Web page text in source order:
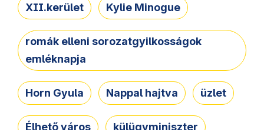
XII.kerület Kylie Minogue
romák elleni sorozatgyilkosságok
emléknapja
Horn Gyula Nappal hajtva üzlet
Élhető város külügyminiszter